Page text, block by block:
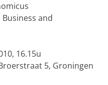
and
16.15u
5, Groningen